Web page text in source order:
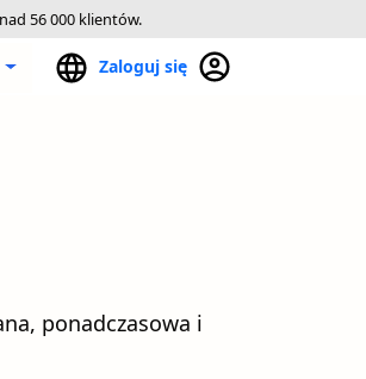
56 000 klientów.
Zaloguj się
ponadczasowa i